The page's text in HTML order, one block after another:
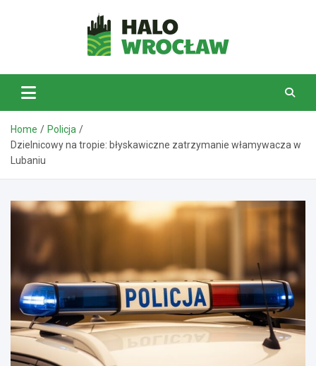
HaloWrocław.pl
Home
Policja
Dzielnicowy na tropie: błyskawiczne zatrzymanie włamywacza w
Lubaniu